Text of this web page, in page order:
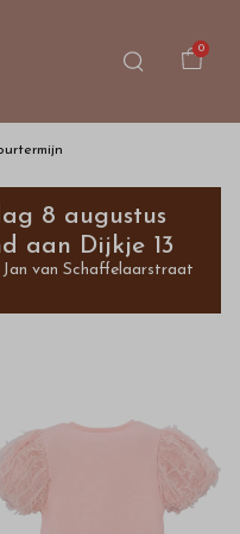
0
8 augustus
aan Dijkje 13
van Schaffelaarstraat